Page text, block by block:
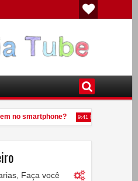
smartphone? 9:41 PM Veja o que
, Faça você